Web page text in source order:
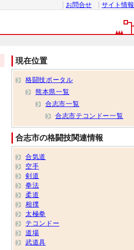
お問合せ サイト情報
現在位置
格闘技ポータル
熊本県一覧
合志市一覧
合志市テコンドー一覧
合志市の格闘技関連情報
合気道
空手
剣道
拳法
柔道
相撲
太極拳
テコンドー
道場
武道具